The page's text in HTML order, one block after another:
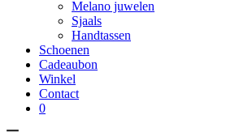
Melano juwelen
Sjaals
Handtassen
Schoenen
Cadeaubon
Winkel
Contact
0